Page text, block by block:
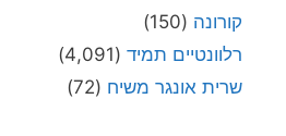
קורונה (150)
רלוונטיים תמיד (4,091)
שרית אונגר משיח (72)